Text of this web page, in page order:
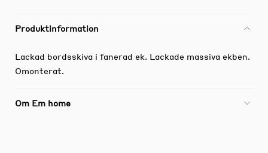
Produktinformation
Lackad bordsskiva i fanerad ek. Lackade massiva ekben.
Omonterat.
Om Em home